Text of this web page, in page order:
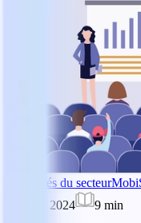
Actualités du secteur
28 mars 2024
9 min